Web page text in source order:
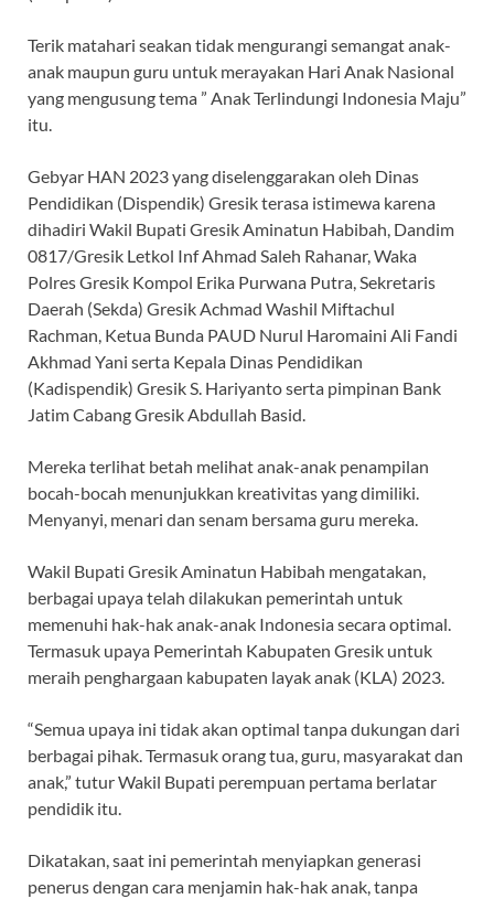
Terik matahari seakan tidak mengurangi semangat anak-
anak maupun guru untuk merayakan Hari Anak Nasional
yang mengusung tema ” Anak Terlindungi Indonesia Maju”
itu.
Gebyar HAN 2023 yang diselenggarakan oleh Dinas
Pendidikan (Dispendik) Gresik terasa istimewa karena
dihadiri Wakil Bupati Gresik Aminatun Habibah, Dandim
0817/Gresik Letkol Inf Ahmad Saleh Rahanar, Waka
Polres Gresik Kompol Erika Purwana Putra, Sekretaris
Daerah (Sekda) Gresik Achmad Washil Miftachul
Rachman, Ketua Bunda PAUD Nurul Haromaini Ali Fandi
Akhmad Yani serta Kepala Dinas Pendidikan
(Kadispendik) Gresik S. Hariyanto serta pimpinan Bank
Jatim Cabang Gresik Abdullah Basid.
Mereka terlihat betah melihat anak-anak penampilan
bocah-bocah menunjukkan kreativitas yang dimiliki.
Menyanyi, menari dan senam bersama guru mereka.
Wakil Bupati Gresik Aminatun Habibah mengatakan,
berbagai upaya telah dilakukan pemerintah untuk
memenuhi hak-hak anak-anak Indonesia secara optimal.
Termasuk upaya Pemerintah Kabupaten Gresik untuk
meraih penghargaan kabupaten layak anak (KLA) 2023.
“Semua upaya ini tidak akan optimal tanpa dukungan dari
berbagai pihak. Termasuk orang tua, guru, masyarakat dan
anak,” tutur Wakil Bupati perempuan pertama berlatar
pendidik itu.
Dikatakan, saat ini pemerintah menyiapkan generasi
penerus dengan cara menjamin hak-hak anak, tanpa